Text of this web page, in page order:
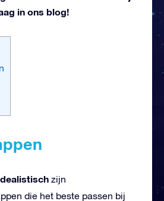
in ons blog!
zijn
die het beste passen bij